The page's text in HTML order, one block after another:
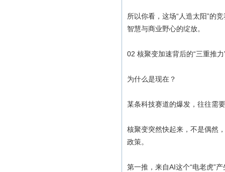
所以你看，这场“人造太阳”的
智慧与商业野心的绽放。
02 核聚变加速背后的“三重推力
为什么是现在？
某条科技赛道的爆发，往往需
核聚变突然快起来，不是偶然
政策。
第一推，来自AI这个“电老虎”